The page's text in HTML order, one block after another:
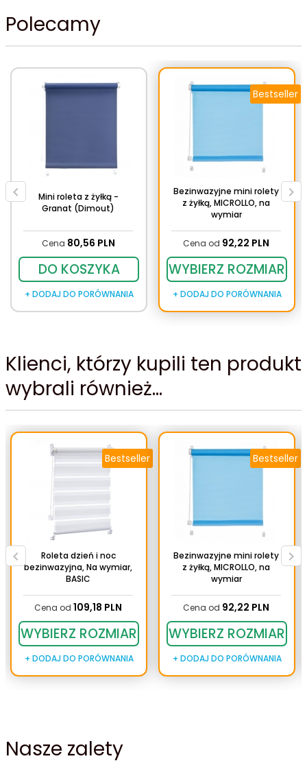
Polecamy
Mini roleta z żyłką -
Granat (Dimout)
Cena 80,56 PLN
DO KOSZYKA
+ DODAJ DO PORÓWNANIA
Bezinwazyjne mini rolety
z żyłką, MICROLLO, na
wymiar
Cena od 92,22 PLN
WYBIERZ ROZMIAR
+ DODAJ DO PORÓWNANIA
Bestseller
Klienci, którzy kupili ten produkt
wybrali również...
Roleta dzień i noc
bezinwazyjna, Na wymiar,
BASIC
Cena od 109,18 PLN
WYBIERZ ROZMIAR
+ DODAJ DO PORÓWNANIA
Bestseller
Bezinwazyjne mini rolety
z żyłką, MICROLLO, na
wymiar
Cena od 92,22 PLN
WYBIERZ ROZMIAR
+ DODAJ DO PORÓWNANIA
Bestseller
Nasze zalety